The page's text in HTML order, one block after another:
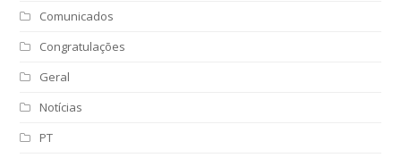
Comunicados
Congratulações
Geral
Notícias
PT